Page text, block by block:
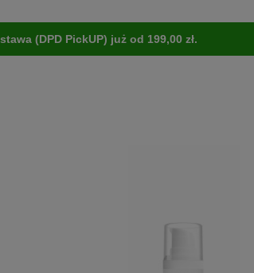
(DPD PickUP) już od 199,00 zł.